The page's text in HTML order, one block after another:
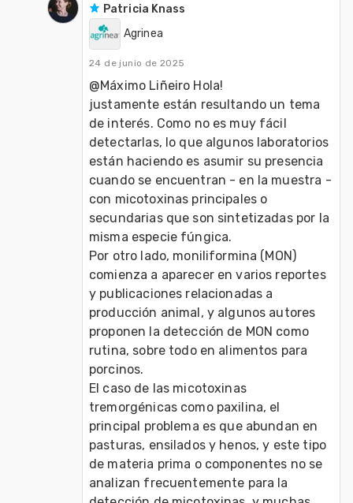
Patricia Knass
Agrinea
24 de junio de 2025
@Máximo Liñeiro Hola!
justamente están resultando un tema
de interés. Como no es muy fácil
detectarlas, lo que algunos laboratorios
están haciendo es asumir su presencia
cuando se encuentran - en la muestra -
con micotoxinas principales o
secundarias que son sintetizadas por la
misma especie fúngica.
Por otro lado, moniliformina (MON)
comienza a aparecer en varios reportes
y publicaciones relacionadas a
producción animal, y algunos autores
proponen la detección de MON como
rutina, sobre todo en alimentos para
porcinos.
El caso de las micotoxinas
tremorgénicas como paxilina, el
principal problema es que abundan en
pasturas, ensilados y henos, y este tipo
de materia prima o componentes no se
analizan frecuentemente para la